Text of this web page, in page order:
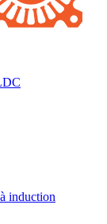
induction